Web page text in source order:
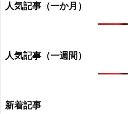
人気記事（一か月）
人気記事（一週間）
新着記事